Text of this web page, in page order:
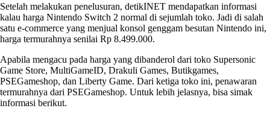
Setelah melakukan penelusuran, detikINET mendapatkan informasi
kalau harga Nintendo Switch 2 normal di sejumlah toko. Jadi di salah
satu e-commerce yang menjual konsol genggam besutan Nintendo ini,
harga termurahnya senilai Rp 8.499.000.
Apabila mengacu pada harga yang dibanderol dari toko Supersonic
Game Store, MultiGameID, Drakuli Games, Butikgames,
PSEGameshop, dan Liberty Game. Dari ketiga toko ini, penawaran
termurahnya dari PSEGameshop. Untuk lebih jelasnya, bisa simak
informasi berikut.